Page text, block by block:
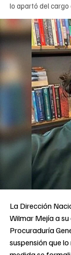
lo apartó del
La Dirección
Wilmar Mejía a
Procuraduría
suspensión que